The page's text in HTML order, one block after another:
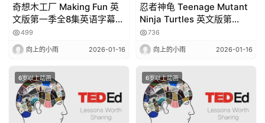
奇想木工厂 Making Fun 英
文版第一季全8集英语字幕高
清1080P视频MKV网盘下载
499
向上的小雨 2026-01-16
忍者神龟 Teenage Mutant
Ninja Turtles 英文版第
1/2/3/4/5季全124集高清
720P视频MP4
736
向上的小雨 2026-01-16
6岁以上动画 6岁以上动画